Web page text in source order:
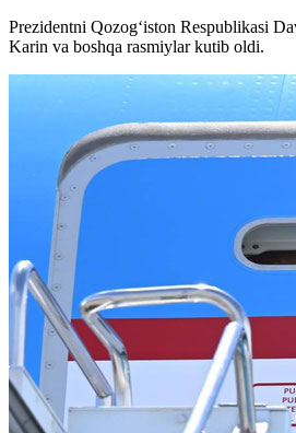
Prezidentni Qozog‘iston Respublikasi
Karin va boshqa rasmiylar kutib oldi.